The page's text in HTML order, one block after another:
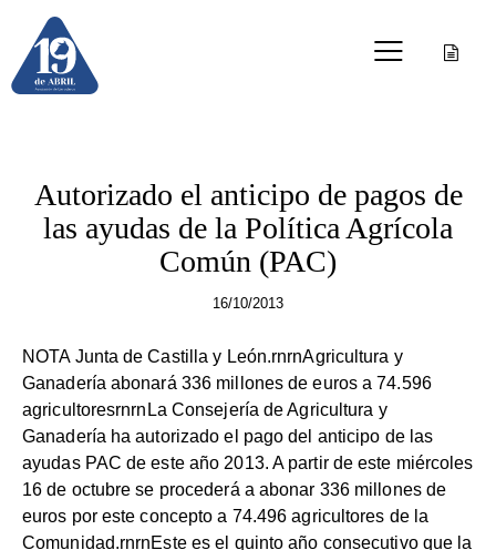
Autorizado el anticipo de pagos de
las ayudas de la Política Agrícola
Común (PAC)
16/10/2013
NOTA Junta de Castilla y León.rnrnAgricultura y
Ganadería abonará 336 millones de euros a 74.596
agricultoresrnrnLa Consejería de Agricultura y
Ganadería ha autorizado el pago del anticipo de las
ayudas PAC de este año 2013. A partir de este miércoles
16 de octubre se procederá a abonar 336 millones de
euros por este concepto a 74.496 agricultores de la
Comunidad.rnrnEste es el quinto año consecutivo que la